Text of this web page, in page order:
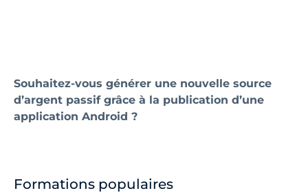
Souhaitez-vous générer une nouvelle source
d’argent passif grâce à la publication d’une
application Android ?
Formations populaires